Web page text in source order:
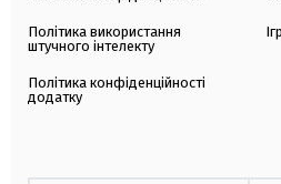
Політика використання
штучного інтелекту
Політика конфіденційності
додатку